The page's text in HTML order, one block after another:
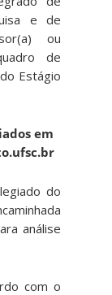
e de
ou
de
Estágio
em
do
análise
com o